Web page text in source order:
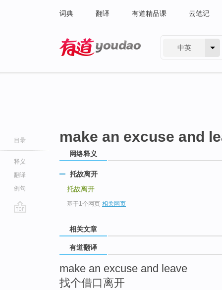
词典 翻译 有道精品课 云笔记
中英
目录
释义
翻译
例句
make an excuse and
网络释义
托故离开
托故离开
基于1个网页-相关网页
相关文章
有道翻译
make an excuse and leave
找个借口离开